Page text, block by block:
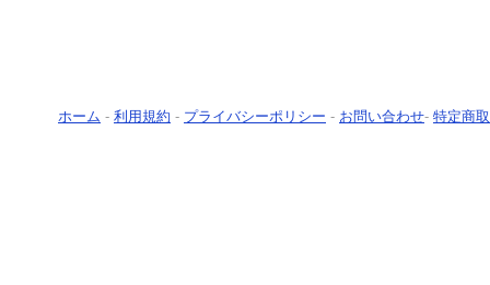
ホーム - 利用規約 - プライバシーポリシー - お問い合わせ- 特定商